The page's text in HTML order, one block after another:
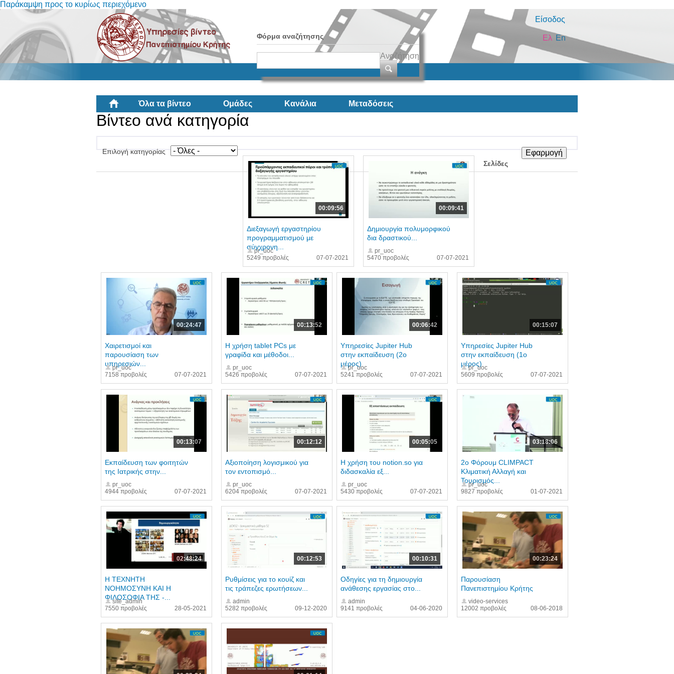
Παράκαμψη προς το κυρίως περιεχόμενο
Είσοδος
Φόρμα αναζήτησης
Αναζήτηση
En
Ελ
Όλα τα βίντεο Ομάδες Κανάλια Μεταδόσεις
Βίντεο ανά κατηγορία
Επιλογή κατηγορίας
00:09:56
5249 προβολές
Διεξαγωγή εργαστηρίου
προγραμματισμού με
σύγχρονη...
pr_uoc
07-07-2021
00:09:41
5470 προβολές
Δημιουργία πολυμορφικού
δια δραστικού...
pr_uoc
07-07-2021
00:24:47
7158 προβολές
Χαιρετισμοί και
παρουσίαση των
υπηρεσιών...
pr_uoc
07-07-2021
00:13:52
5426 προβολές
Η χρήση tablet PCs με
γραφίδα και μέθοδοι...
pr_uoc
07-07-2021
00:06:42
5241 προβολές
Υπηρεσίες Jupiter Hub
στην εκπαίδευση (2o
μέρος)
pr_uoc
07-07-2021
00:15:07
5609 προβολές
Υπηρεσίες Jupiter Hub
στην εκπαίδευση (1ο
μέρος)
pr_uoc
07-07-2021
00:13:07
4944 προβολές
Εκπαίδευση των φοιτητών
της Ιατρικής στην...
pr_uoc
07-07-2021
00:12:12
6204 προβολές
Αξιοποίηση λογισμικού για
τον εντοπισμό...
pr_uoc
07-07-2021
00:05:05
5430 προβολές
Η χρήση του notion.so για
διδασκαλία εξ...
pr_uoc
07-07-2021
03:18:06
9827 προβολές
2o Φόρουμ CLIMPACT
Κλιματική Αλλαγή και
Τουρισμός...
pr_uoc
01-07-2021
02:48:24
7550 προβολές
Η ΤΕΧΝΗΤΗ
ΝΟΗΜΟΣΥΝΗ ΚΑΙ Η
ΦΙΛΟΣΟΦΙΑ ΤΗΣ -...
site_admin
28-05-2021
00:12:53
5282 προβολές
Ρυθμίσεις για το κουίζ και
τις τράπεζες ερωτήσεων...
admin
09-12-2020
00:10:31
9141 προβολές
Οδηγίες για τη δημιουργία
ανάθεσης εργασίας στο...
admin
04-06-2020
00:23:24
12002 προβολές
Παρουσίαση
Πανεπιστημίου Κρήτης
video-services
08-06-2018
Σελίδες